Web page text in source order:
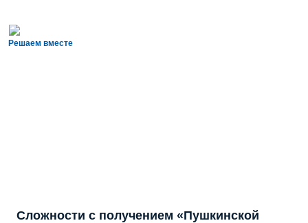
Решаем вместе
Сложности с получением «Пушкинской